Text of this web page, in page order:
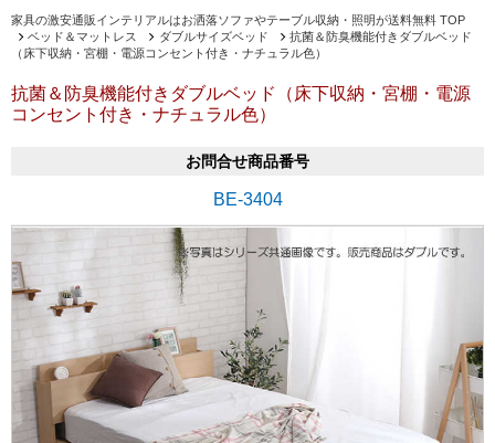
家具の激安通販インテリアルはお洒落ソファやテーブル収納・照明が送料無料 TOP
ベッド＆マットレス
ダブルサイズベッド
抗菌＆防臭機能付きダブルベッド
（床下収納・宮棚・電源コンセント付き・ナチュラル色）
抗菌＆防臭機能付きダブルベッド（床下収納・宮棚・電源
コンセント付き・ナチュラル色）
お問合せ商品番号
BE-3404